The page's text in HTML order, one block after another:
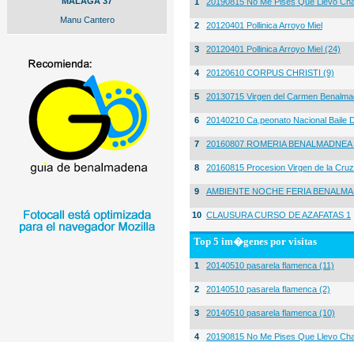
Manu Cantero
2 20120401 Pollinica Arroyo Miel
3 20120401 Pollinica Arroyo Miel (24)
4 20120610 CORPUS CHRISTI (9)
5 20130715 Virgen del Carmen
6 20140210 Ca,peonato Nacional Baile
7 20160807 ROMERIA
8 20160815 Procesion Virgen de la
9 AMBIENTE NOCHE FERIA
10 CLAUSURA CURSO DE AZAFATAS 1
Top 5 im�genes por visitas
1 20140510 pasarela flamenca (11)
2 20140510 pasarela flamenca (2)
3 20140510 pasarela flamenca (10)
4 20190815 No Me Pises Que Llevo